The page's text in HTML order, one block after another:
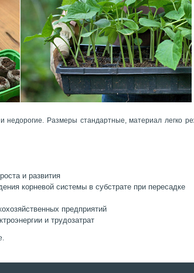
Размеры стандартные, материал легко
и развития
корневой системы в субстрате при пересадке
предприятий
и трудозатрат